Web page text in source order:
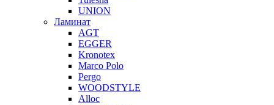
UNION
Ламинат
AGT
EGGER
Kronotex
Marco Polo
Pergo
WOODSTYLE
Alloc